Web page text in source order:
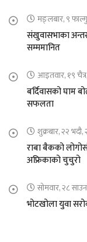
मङ्लबार, ९
संखुवासभाका
सम्ममानित
आइतवार, १९
बर्दिवासको घाम
सफलता
शुक्रबार, २२
राबा बैकको
अफ्रिकाको चुचुरो
सोमवार, २८
भोटखोला युवा